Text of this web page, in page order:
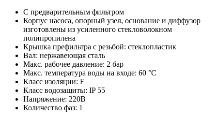
С предварительным фильтром
Корпус насоса, опорный узел, основание и диффузор
изготовлены из усиленного стекловолокном
полипропилена
Крышка префильтра с резьбой: стеклопластик
Вал: нержавеющая сталь
Макс. рабочее давление: 2 бар
Макс. температура воды на входе: 60 °C
Класс изоляции: F
Класс водозащиты: IP 55
Напряжение: 220В
Количество фаз: 1